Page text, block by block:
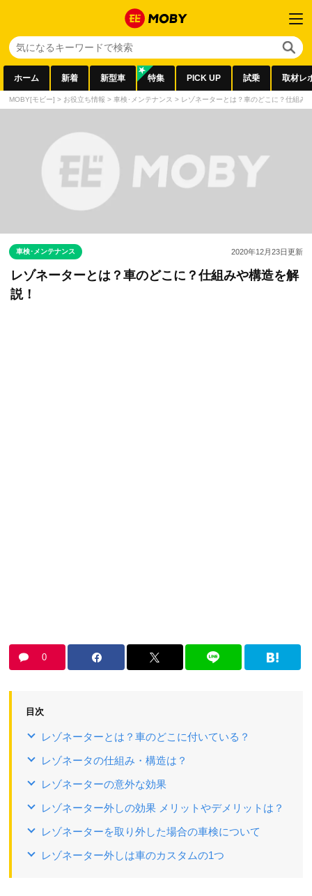
ホーム 新着 新型車 特集 PICK UP 試乗 取材レ
MOBY[モビー] > お役立ち情報 > 車検･メンテナンス > レゾネーターとは？車のどこに？仕組み
車検･メンテナンス 2020年12月23日更新
レゾネーターとは？車のどこに？仕組みや構造を解
説！
0
目次
レゾネーターとは？車のどこに付いている？
レゾネータの仕組み・構造は？
レゾネーターの意外な効果
レゾネーター外しの効果 メリットやデメリットは？
レゾネーターを取り外した場合の車検について
レゾネーター外しは車のカスタムの1つ